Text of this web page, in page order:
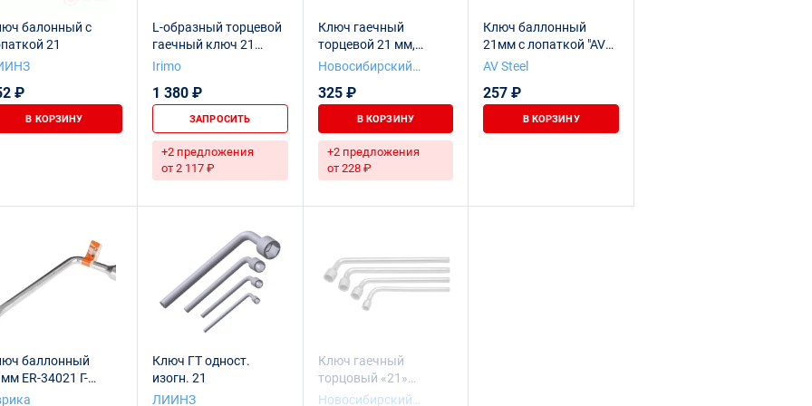
балонный с
21
₽
В КОРЗИНУ
L-образный торцевой
гаечный ключ 21
мм_HEX
Irimo
1 380 ₽
ЗАПРОСИТЬ
+2 предложения
от 2 117 ₽
Ключ гаечный
торцевой 21 мм,
изогнутый
Новосибирский
завод
325 ₽
В КОРЗИНУ
+2 предложения
от 228 ₽
Ключ баллонный
21мм с лопаткой "AV
Steel" AV-622021
AV Steel
257 ₽
В КОРЗИНУ
баллонный
ER-34021 Г-
L=250мм с
Ключ ГТ одност.
изогн. 21
ЛИИНЗ
Ключ гаечный
торцовый «21»
изогнутый
Новосибирский